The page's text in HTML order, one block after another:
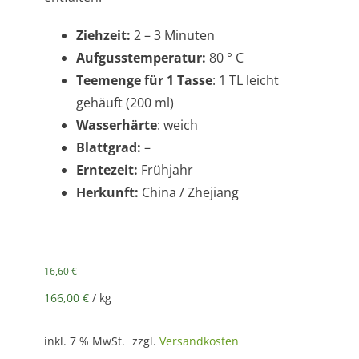
Ziehzeit: 2 – 3 Minuten
Aufgusstemperatur: 80 ° C
Teemenge für 1 Tasse: 1 TL leicht
gehäuft (200 ml)
Wasserhärte: weich
Blattgrad: –
Erntezeit: Frühjahr
Herkunft: China / Zhejiang
16,60€
166,00 € / kg
inkl. 7 % MwSt. zzgl. Versandkosten